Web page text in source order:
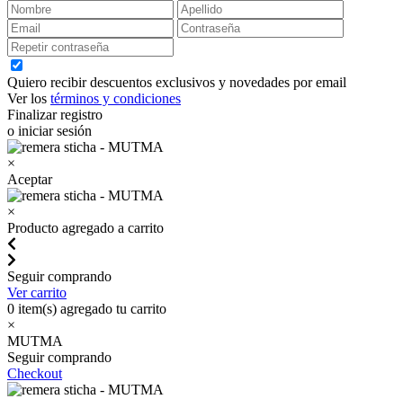
Quiero recibir descuentos exclusivos y novedades por email
Ver los términos y condiciones
Finalizar registro
o iniciar sesión
×
Aceptar
×
Producto agregado a carrito
Seguir comprando
Ver carrito
0 item(s) agregado tu carrito
×
MUTMA
Seguir comprando
Checkout